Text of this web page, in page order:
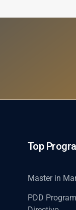
Top
Master in
PDD